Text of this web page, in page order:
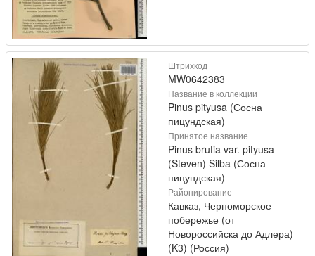
Штрихкод
MW0642383
Название в коллекции
Pinus pityusa (Сосна
пицундская)
Принятое название
Pinus brutia var. pityusa
(Steven) Silba (Сосна
пицундская)
Районирование
Кавказ, Черноморское
побережье (от
Новороссийска до Адлера)
(K3) (Россия)